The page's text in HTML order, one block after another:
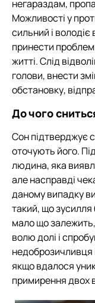
негараздам,
Можливості у
сильний і
принести
житті. Слід
голови, внести
обстановку,
До чого
Сон підтверджує
оточують його.
людина, яка
але насправді
даному випадку
такий, що зусилля
мало що
волю долі і
недоброзичливця
якщо вдалося
примирення двох